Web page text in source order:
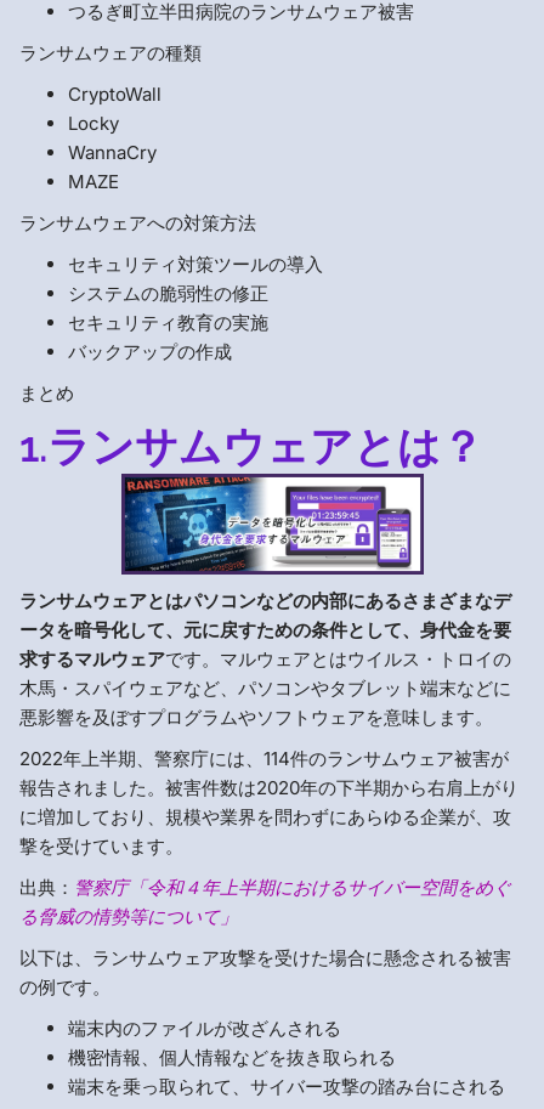
つるぎ町立半田病院のランサムウェア被害
ランサムウェアの種類
CryptoWall
Locky
WannaCry
MAZE
ランサムウェアへの対策方法
セキュリティ対策ツールの導入
システムの脆弱性の修正
セキュリティ教育の実施
バックアップの作成
まとめ
1.ランサムウェアとは？
ランサムウェアとはパソコンなどの内部にあるさまざまなデ
ータを暗号化して、元に戻すための条件として、身代金を要
求するマルウェアです。マルウェアとはウイルス・トロイの
木馬・スパイウェアなど、パソコンやタブレット端末などに
悪影響を及ぼすプログラムやソフトウェアを意味します。
2022年上半期、警察庁には、114件のランサムウェア被害が
報告されました。被害件数は2020年の下半期から右肩上がり
に増加しており、規模や業界を問わずにあらゆる企業が、攻
撃を受けています。
出典： 警察庁「令和４年上半期におけるサイバー空間をめぐ
る脅威の情勢等について」
以下は、ランサムウェア攻撃を受けた場合に懸念される被害
の例です。
端末内のファイルが改ざんされる
機密情報、個人情報などを抜き取られる
端末を乗っ取られて、サイバー攻撃の踏み台にされる